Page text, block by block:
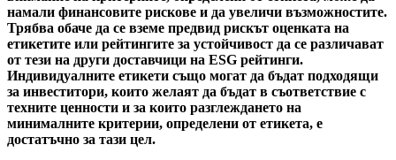
намали финансовите рискове и да увеличи възможностите.
Трябва обаче да се вземе предвид рискът оценката на
етикетите или рейтингите за устойчивост да се различават
от тези на други доставчици на ESG рейтинги.
Индивидуалните етикети също могат да бъдат подходящи
за инвеститори, които желаят да бъдат в съответствие с
техните ценности и за които разглеждането на
минималните критерии, определени от етикета, е
достатъчно за тази цел.